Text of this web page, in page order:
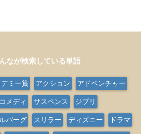
なが検索している単語
ミー賞 アクション アドベンチャー
コメディ サスペンス ジブリ
バーグ スリラー ディズニー ドラマ